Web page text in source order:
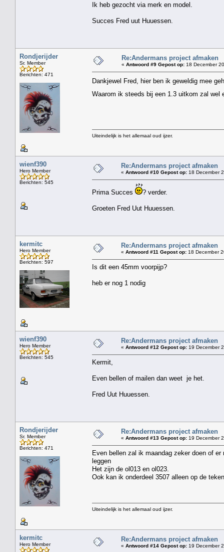
Ik heb gezocht via merk en model.
Succes Fred uut Huuessen.
Rondjerijder
Sr. Member
Berichten: 471
Re:Andermans project afmaken
« Antwoord #9 Gepost op: 18 December
Dankjewel Fred, hier ben ik geweldig mee
Waarom ik steeds bij een 1.3 uitkom zal wel
Uiteindelijk is het allemaal oud ijzer.
wienf390
Hero Member
Berichten: 545
Re:Andermans project afmaken
« Antwoord #10 Gepost op: 18 December
Prima Succes ? verder.
Groeten Fred Uut Huuessen.
kermitc
Hero Member
Berichten: 597
Re:Andermans project afmaken
« Antwoord #11 Gepost op: 18 December
Is dit een 45mm voorpijp?
heb er nog 1 nodig
wienf390
Hero Member
Berichten: 545
Re:Andermans project afmaken
« Antwoord #12 Gepost op: 19 December
Kermit,
Even bellen of mailen dan weet je het.
Fred Uut Huuessen.
Rondjerijder
Sr. Member
Berichten: 471
Re:Andermans project afmaken
« Antwoord #13 Gepost op: 19 December
Even bellen zal ik maandag zeker doen of
leggen
Het zijn de ol013 en ol023.
Ook kan ik onderdeel 3507 alleen op de
Uiteindelijk is het allemaal oud ijzer.
kermitc
Hero Member
Re:Andermans project afmaken
« Antwoord #14 Gepost op: 19 December